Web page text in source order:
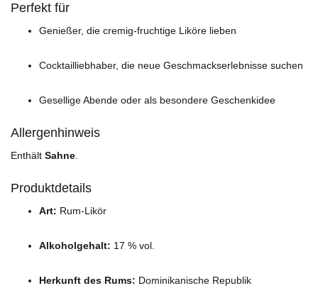
Perfekt für
Genießer, die cremig-fruchtige Liköre lieben
Cocktailliebhaber, die neue Geschmackserlebnisse suchen
Gesellige Abende oder als besondere Geschenkidee
Allergenhinweis
Enthält Sahne
Produktdetails
Art: Rum-Likör
Alkoholgehalt: 17 % vol.
Herkunft des Rums: Dominikanische Republik